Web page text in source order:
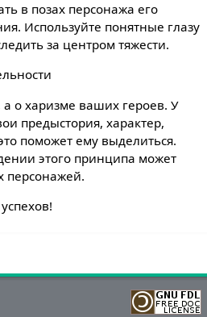
в позах персонажа его
Используйте понятные глазу
за центром тяжести.
а о харизме ваших героев. У
предыстория, характер,
поможет ему выделиться.
этого принципа может
персонажей.